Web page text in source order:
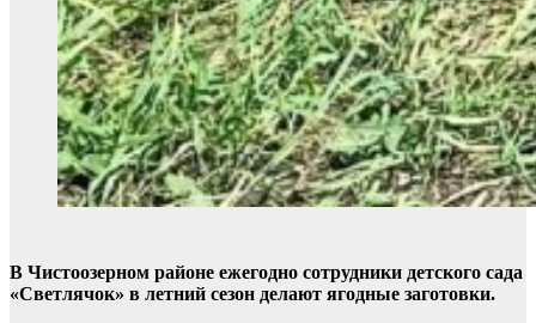
В Чистоозерном районе ежегодно сотрудники детского сада
«Светлячок» в летний сезон делают ягодные заготовки.